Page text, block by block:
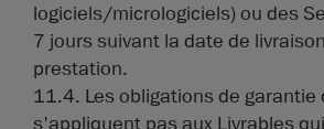
logiciels/micrologiciels) ou des
7 jours suivant la date de
prestation.
11.4. Les obligations de garantie
s'appliquent pas aux Livrables